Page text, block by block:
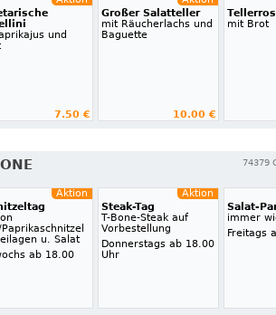
und
7.50 €
Großer Salatteller
mit Räucherlachs und
Baguette
10.00 €
mit Brot
74379
Aktion
u. Salat
ab 18.00
Aktion
Steak-Tag
T-Bone-Steak auf
Vorbestellung
Donnerstags ab 18.00
Uhr
Salat-
immer
Freitags